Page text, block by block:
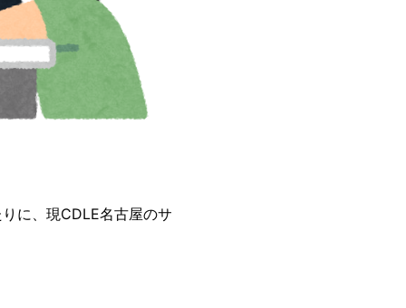
に、現CDLE名古屋のサ